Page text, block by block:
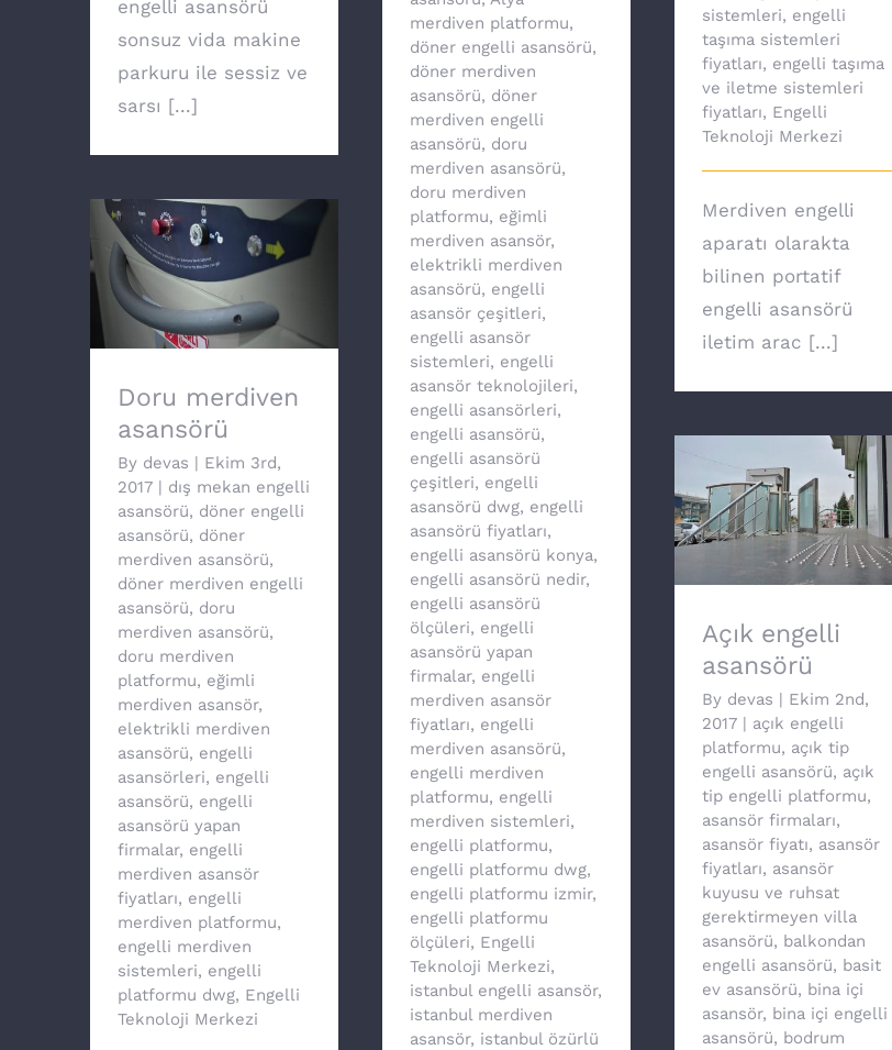
engelli asansörü
sonsuz vida makine
parkuru ile sessiz ve
sarsı [...]
merdiven platformu,
döner engelli asansörü,
döner merdiven
asansörü, döner
merdiven engelli
asansörü, doru
merdiven asansörü,
doru merdiven
platformu, eğimli
merdiven asansör,
elektrikli merdiven
asansörü, engelli
asansör çeşitleri,
engelli asansör
sistemleri, engelli
asansör teknolojileri,
engelli asansörleri,
engelli asansörü,
engelli asansörü
çeşitleri, engelli
asansörü dwg, engelli
asansörü fiyatları,
engelli asansörü konya,
engelli asansörü nedir,
engelli asansörü
ölçüleri, engelli
asansörü yapan
firmalar, engelli
merdiven asansör
fiyatları, engelli
merdiven asansörü,
engelli merdiven
platformu, engelli
merdiven sistemleri,
engelli platformu,
engelli platformu dwg,
engelli platformu izmir,
engelli platformu
ölçüleri, Engelli
Teknoloji Merkezi,
istanbul engelli asansör,
istanbul merdiven
asansör, istanbul özürlü
sistemleri, engelli
taşıma sistemleri
fiyatları, engelli taşıma
ve iletme sistemleri
fiyatları, Engelli
Teknoloji Merkezi
Merdiven engelli
aparatı olarakta
bilinen portatif
engelli asansörü
iletim arac [...]
Doru merdiven
asansörü
Doru merdiven
asansörü
By devas | Ekim 3rd,
2017 | dış mekan engelli
asansörü, döner engelli
asansörü, döner
merdiven asansörü,
döner merdiven engelli
asansörü, doru
merdiven asansörü,
doru merdiven
platformu, eğimli
merdiven asansör,
elektrikli merdiven
asansörü, engelli
asansörleri, engelli
asansörü, engelli
asansörü yapan
firmalar, engelli
merdiven asansör
fiyatları, engelli
merdiven platformu,
engelli merdiven
sistemleri, engelli
platformu dwg, Engelli
Teknoloji Merkezi
Açık engelli asansörü
Açık engelli
asansörü
By devas | Ekim 2nd,
2017 | açık engelli
platformu, açık tip
engelli asansörü, açık
tip engelli platformu,
asansör firmaları,
asansör fiyatı, asansör
fiyatları, asansör
kuyusu ve ruhsat
gerektirmeyen villa
asansörü, balkondan
engelli asansörü, basit
ev asansörü, bina içi
asansör, bina içi engelli
asansörü, bodrum